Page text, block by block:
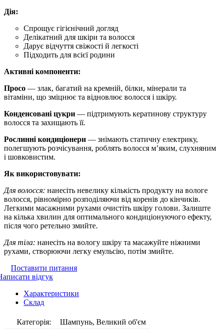
Дія:
Спрощує гігієнічний догляд
Делікатний для шкіри та волосся
Дарує відчуття свіжості й легкості
Підходить для всієї родини
Активні компоненти:
Просо — злак, багатий на кремній, білки, мінерали та
вітаміни, що зміцнює та відновлює волосся і шкіру.
Конденсовані цукри — підтримують кератинову структуру
волосся та захищають її.
Рослинні кондиціонери — знімають статичну електрику,
полегшують розчісування, роблять волосся м’яким, слухняним
і шовковистим.
Як використовувати:
Для волосся: нанесіть невелику кількість продукту на вологе
волосся, рівномірно розподіляючи від коренів до кінчиків.
Легкими масажними рухами очистіть шкіру голови. Залиште
на кілька хвилин для оптимального кондиціонуючого ефекту,
після чого ретельно змийте.
Для тіла: нанесіть на вологу шкіру та масажуйте ніжними
рухами, створюючи легку емульсію, потім змийте.
Поставити питання
відгук
Характеристики
Склад
Категорія: Шампунь, Великий об'єм